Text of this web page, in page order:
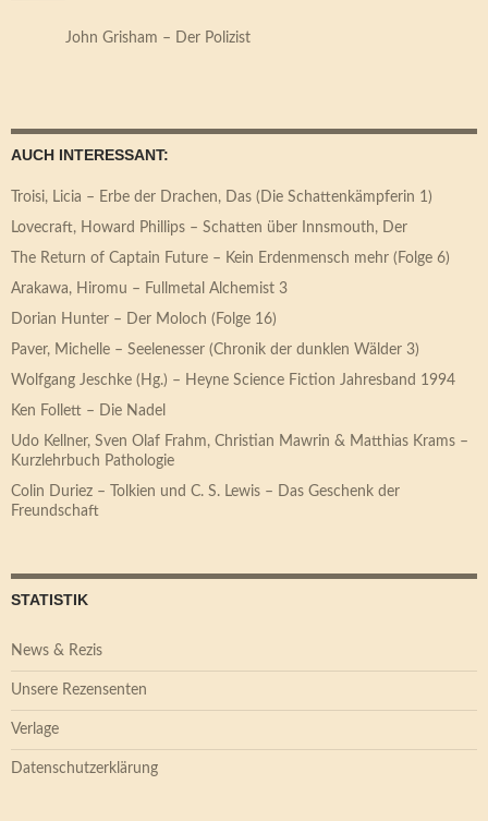
John Grisham – Der Polizist
AUCH INTERESSANT:
Troisi, Licia – Erbe der Drachen, Das (Die Schattenkämpferin 1)
Lovecraft, Howard Phillips – Schatten über Innsmouth, Der
The Return of Captain Future – Kein Erdenmensch mehr (Folge 6)
Arakawa, Hiromu – Fullmetal Alchemist 3
Dorian Hunter – Der Moloch (Folge 16)
Paver, Michelle – Seelenesser (Chronik der dunklen Wälder 3)
Wolfgang Jeschke (Hg.) – Heyne Science Fiction Jahresband 1994
Ken Follett – Die Nadel
Udo Kellner, Sven Olaf Frahm, Christian Mawrin & Matthias Krams –
Kurzlehrbuch Pathologie
Colin Duriez – Tolkien und C. S. Lewis – Das Geschenk der
Freundschaft
STATISTIK
News & Rezis
Unsere Rezensenten
Verlage
Datenschutzerklärung